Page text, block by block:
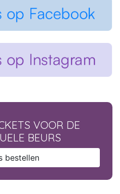
VOOR DE
BEURS
bestellen